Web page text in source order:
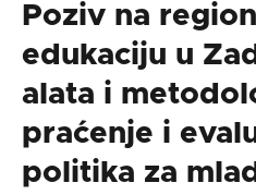
Poziv na
edukaciju u
alata i
praćenje i
politika za